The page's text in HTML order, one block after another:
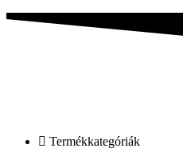
Termékkategóriák